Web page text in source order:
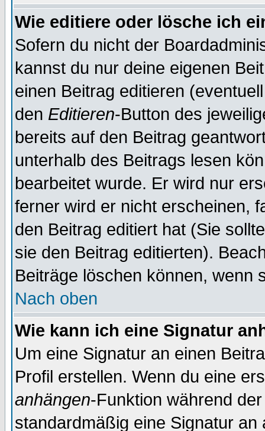
Wie editiere oder lösche ich
Sofern du nicht der
kannst du nur deine eigenen
einen Beitrag editieren
den Editieren-Button des
bereits auf den Beitrag
unterhalb des Beitrags lesen
bearbeitet wurde. Er wird nur
ferner wird er nicht erscheinen,
den Beitrag editiert hat (Sie
sie den Beitrag editierten).
Beiträge löschen können, wenn
Nach oben
Wie kann ich eine Signatur
Um eine Signatur an einen
Profil erstellen. Wenn du eine
anhängen-Funktion während
standardmäßig eine Signatur